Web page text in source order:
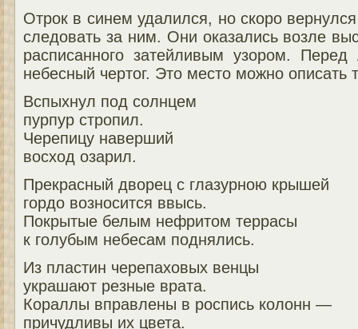
Отрок в синем удалился, но скоро
следовать за ним. Они оказались возле
расписанного затейливым узором.
небесный чертог. Это место можно описать
Вспыхнул под солнцем
пурпур стропил.
Черепицу наверший
восход озарил.
Прекрасный дворец с глазурною крышей
гордо возносится ввысь.
Покрытые белым нефритом террасы
к голубым небесам поднялись.
Из пластин черепаховых венцы
украшают резные врата.
Кораллы вправлены в роспись колонн —
причудливы их цвета.